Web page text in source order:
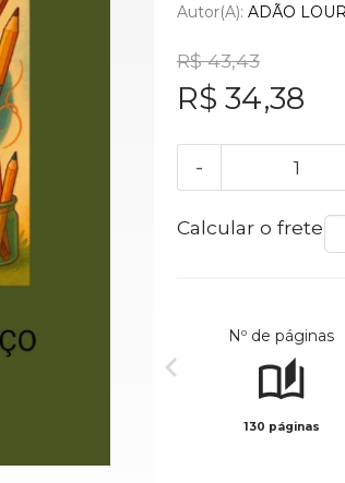
Autor(a): ADÃO
R$ 43,43
R$ 34,38
-
Calcular o frete
Nº de páginas
130 páginas